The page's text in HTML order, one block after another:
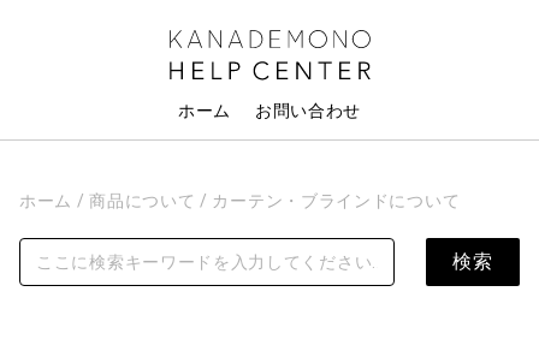
ホーム お問い合わせ
ホーム 商品について カーテン・ブラインドについて